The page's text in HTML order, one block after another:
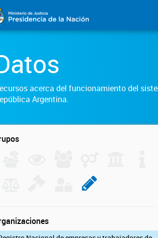
acerca del funcionamiento del
Argentina.